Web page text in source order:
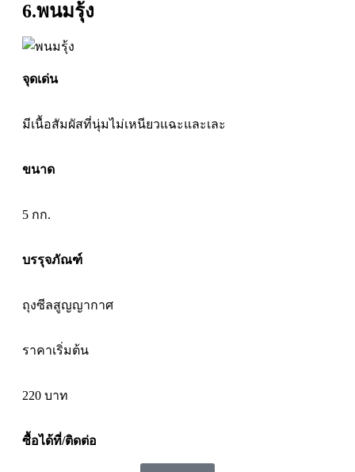
6.พนมรุ้ง
จุดเด่น
มีเนื้อสัมผัสที่นุ่มไม่เหนียวแฉะและเละ
ขนาด
5 กก.
บรรุจภัณฑ์
ถุงซีลสูญญากาศ
ราคาเริ่มต้น
220 บาท
ซื้อได้ที่/ติดต่อ